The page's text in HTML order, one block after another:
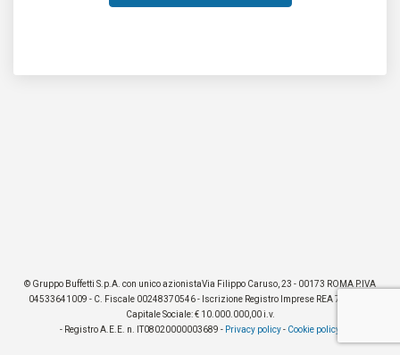
© Gruppo Buffetti S.p.A. con unico azionistaVia Filippo Caruso, 23 - 00173 ROMA P.IVA
04533641009 - C. Fiscale 00248370546 - Iscrizione Registro Imprese REA 776017 -
Capitale Sociale: € 10.000.000,00 i.v.
- Registro A.E.E. n. IT08020000003689 - Privacy policy- Cookie policy